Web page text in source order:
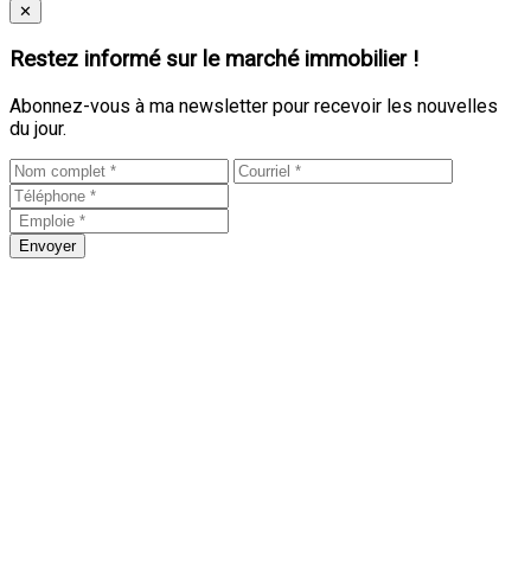
Close
✕
Restez informé sur le marché immobilier !
Abonnez-vous à ma newsletter pour recevoir les nouvelles
du jour.
Envoyer